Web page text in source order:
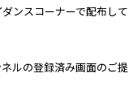
ンスコーナーで配布して
の登録済み画面のご提